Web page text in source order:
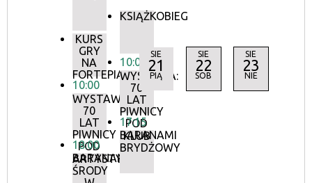
KURS
GRY
NA
FORTEPIANIE
10:00
WYSTAWA:
70
LAT
PIWNICY
POD
BARANAMI
18:00
ARTYSTYCZNE
ŚRODY
KSIĄŻKOBIEG
10:00
WYSTAWA:
70
LAT
PIWNICY
POD
BARANAMI
17:15
KLUB
BRYDŻOWY
SIE
21
PIĄ
SIE
22
SOB
SIE
23
NIE